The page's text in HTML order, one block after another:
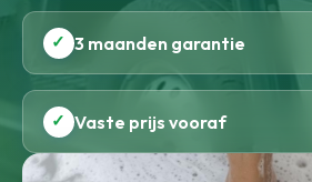
✓ 3 maanden garantie
✓ Vaste prijs vooraf